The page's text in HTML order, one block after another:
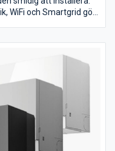
WiFi och Smartgrid gör